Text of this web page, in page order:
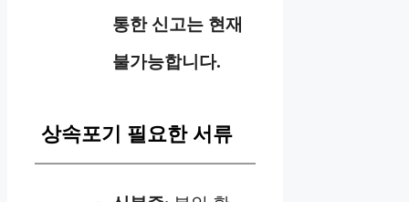
통한 신고는 현재
불가능합니다.
상속포기 필요한 서류